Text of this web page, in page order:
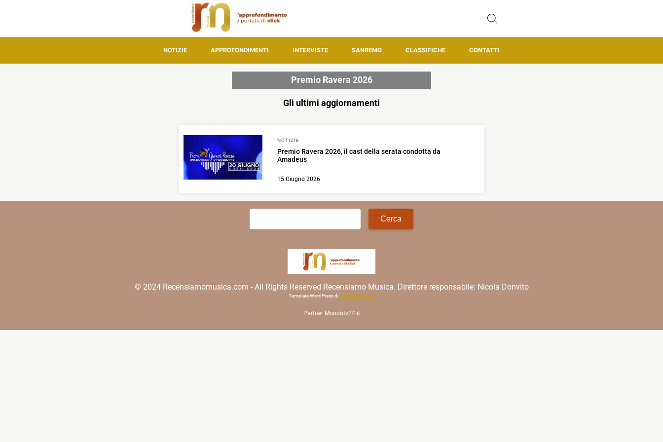
NOTIZIE APPROFONDIMENTI INTERVISTE SANREMO CLASSIFICHE CONTATTI
Premio Ravera 2026
Gli ultimi aggiornamenti
NOTIZIE
Premio Ravera 2026, il cast della serata condotta da
Amadeus
15 Giugno 2026
© 2024 Recensiamomusica.com - All Rights Reserved Recensiamo Musica. Direttore responsabile: Nicola Donvito
Template WordPress di Matteo Morreale
Partner Mondotv24.it